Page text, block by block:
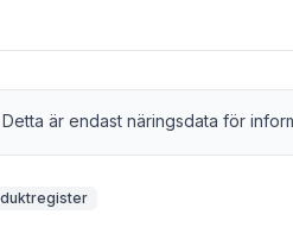
Detta är endast näringsdata för